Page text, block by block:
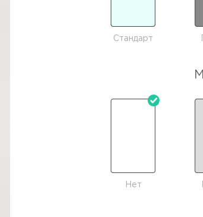
Стандарт
Нет